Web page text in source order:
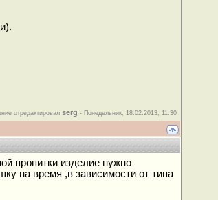
отредактировал serg - Понедельник, 18.02.2013, 11:30
пропитки изделие нужно
на время ,в зависимости от типа